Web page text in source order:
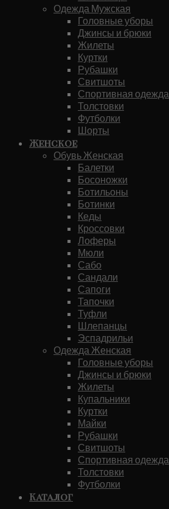
Одежда Мужская
Головные уборы
Джинсы и брюки
Жилеты
Куртки
Рубашки
Свитшоты
Спортивная одежда
Толстовки
Футболки
Шорты
Женское
Обувь Женская
Балетки
Босоножки
Ботильоны
Ботинки
Кеды
Кроссовки
Лоферы
Мюли
Сабо
Сандали
Сапоги
Тапочки
Туфли
Шлепанцы
Эспадрильи
Одежда Женская
Головные уборы
Джинсы и брюки
Жилеты
Купальники
Куртки
Майки
Рубашки
Свитшоты
Спортивная одежда
Толстовки
Футболки
Каталог